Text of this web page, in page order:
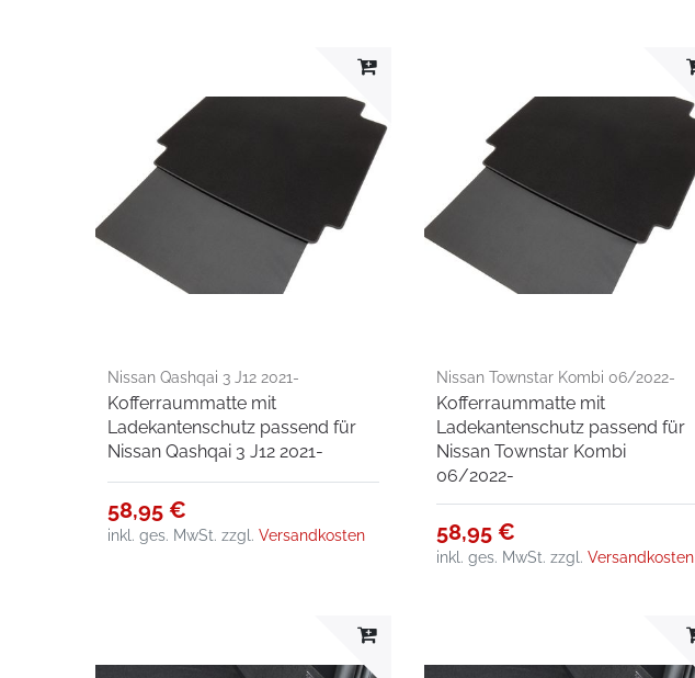
Nissan Qashqai 3 J12 2021-
Kofferraummatte mit
Ladekantenschutz passend für
Nissan Qashqai 3 J12 2021-
58,95 €
inkl. ges. MwSt. zzgl.Versandkosten
Nissan Townstar Kombi 06/2022-
Kofferraummatte mit
Ladekantenschutz passend für
Nissan Townstar Kombi
06/2022-
58,95 €
inkl. ges. MwSt. zzgl.Versandkosten